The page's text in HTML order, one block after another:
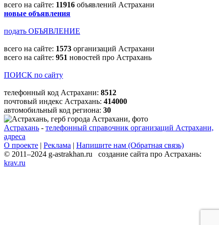
всего на сайте: 11916 объявлений Астрахани
новые объявления
подать ОБЪЯВЛЕНИЕ
всего на сайте: 1573 организаций Астрахани
всего на сайте: 951 новостей про Астрахань
ПОИСК по сайту
телефонный код Астрахани: 8512
почтовый индекс Астрахань: 414000
автомобильный код региона: 30
Астрахань - телефонный справочник организаций Астрахани,
адреса
О проекте | Реклама | Напишите нам (Обратная связь)
© 2011–2024 g-astrakhan.ru создание сайта про Астрахань:
krav.ru